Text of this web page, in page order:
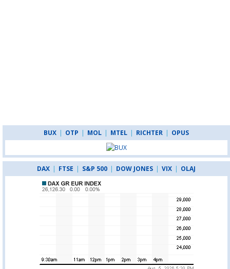
BUX | OTP | MOL | MTEL | RICHTER | OPUS
DAX | FTSE | S&P 500 | DOW JONES | VIX | OLAJ